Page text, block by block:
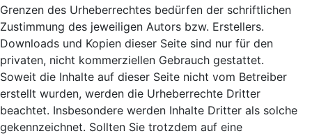
Grenzen des Urheberrechtes bedürfen der schriftlichen
Zustimmung des jeweiligen Autors bzw. Erstellers.
Downloads und Kopien dieser Seite sind nur für den
privaten, nicht kommerziellen Gebrauch gestattet.
Soweit die Inhalte auf dieser Seite nicht vom Betreiber
erstellt wurden, werden die Urheberrechte Dritter
beachtet. Insbesondere werden Inhalte Dritter als solche
gekennzeichnet. Sollten Sie trotzdem auf eine